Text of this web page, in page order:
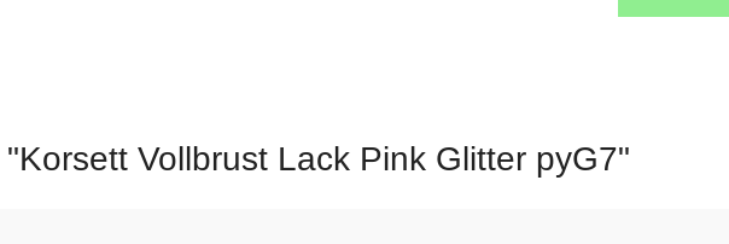
Vollbrust Lack Pink Glitter pyG7"